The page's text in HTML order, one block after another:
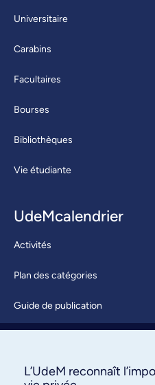
Universitaire
Carabins
Facultaires
Bourses
Bibliothèques
Vie étudiante
UdeMcalendrier
Activités
Plan des catégories
Guide de publication
À propos / Nous joindre
L’UdeM reconnaît